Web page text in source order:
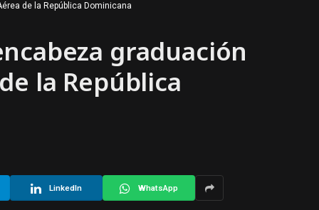
de la República Dominicana
graduación
la República
LinkedIn WhatsApp